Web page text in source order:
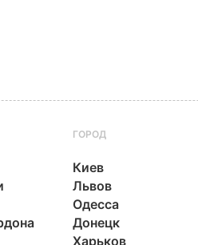
ГОРОД
Киев
Львов
Одесса
Донецк
Харьков